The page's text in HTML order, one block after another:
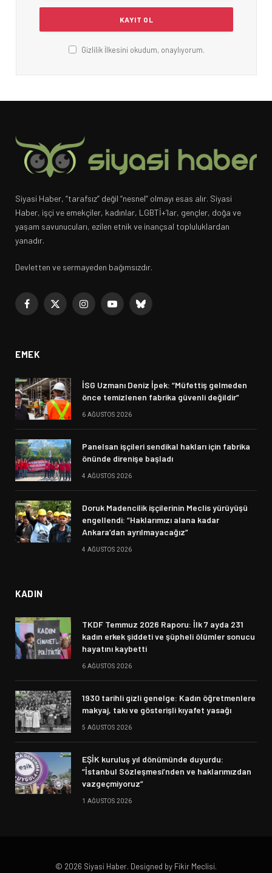
Gizlilik İlkesini okudum, onaylıyorum.
Siyasi Haber, “tarafsız” değil “nesnel” olmayı esas alır. Siyasi
Haber, işçi ve emekçiler, kadınlar, LGBTİ+’lar, gençler, doğa ve
yaşam savunucuları, ezilen etnik ve inançsal topluluklardan
yanadır.
Devletten ve sermayeden bağımsızdır.
Facebook
X
InstagramYouTubeBluesky
EMEK
İSG Uzmanı Deniz İpek: “Müfettiş gelmeden
önce temizlenen fabrika güvenli değildir”
6 AĞUSTOS 2026
Panelsan işçileri sendikal hakları için fabrika
önünde direnişe başladı
4 AĞUSTOS 2026
Doruk Madencilik işçilerinin Meclis yürüyüşü
engellendi: “Haklarımızı alana kadar
Ankara’dan ayrılmayacağız”
4 AĞUSTOS 2026
KADIN
TKDF Temmuz 2026 Raporu: İlk 7 ayda 231
kadın erkek şiddeti ve şüpheli ölümler sonucu
hayatını kaybetti
6 AĞUSTOS 2026
1930 tarihli gizli genelge: Kadın öğretmenlere
makyaj, takı ve gösterişli kıyafet yasağı
5 AĞUSTOS 2026
EŞİK kuruluş yıl dönümünde duyurdu:
“İstanbul Sözleşmesi’nden ve haklarımızdan
vazgeçmiyoruz”
1 AĞUSTOS 2026
© 2026 Siyasi Haber. Designed by Fikir Meclisi.